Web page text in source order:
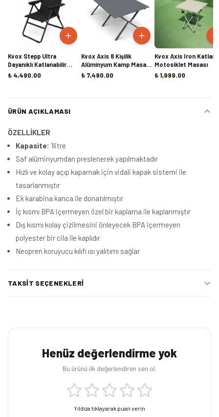
Kvox Stepp Ultra
Dayanıklı Katlanabilir
Kamp Sandalyesi
₺ 4,490.00
Kvox Axis 8 Kişilik
Alüminyum Kamp Masası
(Ön Sipariş)
₺ 7,490.00
Kvox Axis Iron Katlanır
Motosiklet Masası
₺ 1,999.00
ÜRÜN AÇIKLAMASI
ÖZELLİKLER
Kapasite: 1litre
Saf alüminyumdan preslenerek yapılmaktadır
Hızlı ve kolay açıp kapamak için vidali kapak sistemi ile
tasarlanmıştır
Ek karabina kanca ile donatılmıştır
İç kısmı BPA içermeyen özel bir kaplama ile kaplanmıştır
Dış kısmı kolay çizilmesini önleyecek BPA içermeyen
polyester bir cila ile kaplıdır
Neopren koruyucu kılıfı ısı yalıtımı sağlar
TAKSIT SEÇENEKLERI
Henüz değerlendirme yok
Bu ürünü ilk değerlendiren sen ol.
Yıldıza tıklayarak puan verin